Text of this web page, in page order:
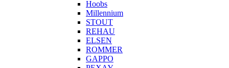
Hoobs
Millennium
STOUT
REHAU
ELSEN
ROMMER
GAPPO